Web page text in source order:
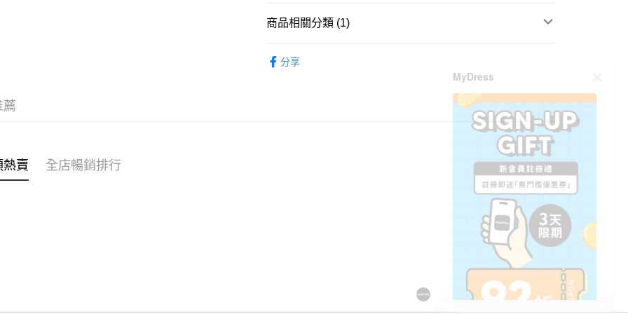
WeChat Pay
送貨方式
每筆HK$40.00，滿HK$350.00或以上免運費
商品相關分類 (1)
分享
薦
賣 全店暢銷排行
MyDress